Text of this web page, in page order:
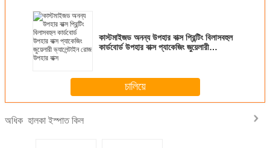
কাস্টমাইজড অনন্য উপহার বাক্স প্রিন্টিং বিলাসবহুল
কার্ডবোর্ড উপহার বাক্স প্যাকেজিং জুয়েলারী
চালিয়ে
অধিক হালকা ইস্পাত কিল